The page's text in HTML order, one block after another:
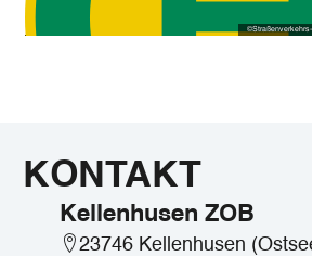
©
KONTAKT
Kellenhusen ZOB
23746 Kellenhusen